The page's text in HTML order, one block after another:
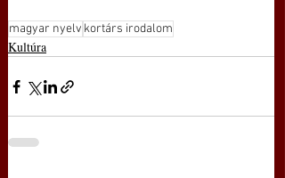
magyar nyelv kortárs irodalom
Kultúra